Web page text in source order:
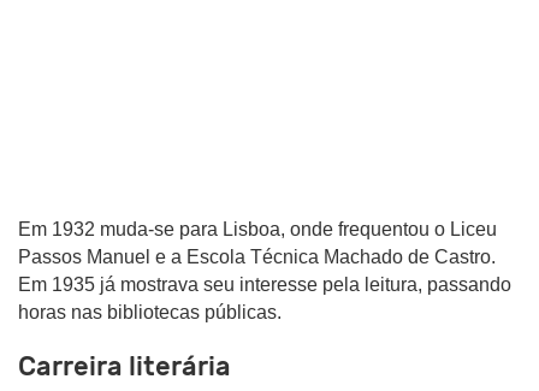
Em 1932 muda-se para Lisboa, onde frequentou o Liceu
Passos Manuel e a Escola Técnica Machado de Castro.
Em 1935 já mostrava seu interesse pela leitura, passando
horas nas bibliotecas públicas.
Carreira literária